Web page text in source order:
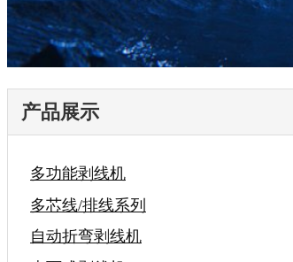
产品展示
多功能剥线机
多芯线/排线系列
自动折弯剥线机